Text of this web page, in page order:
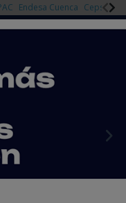
Endesa Cuenca Cepsa
Login empresas Registro